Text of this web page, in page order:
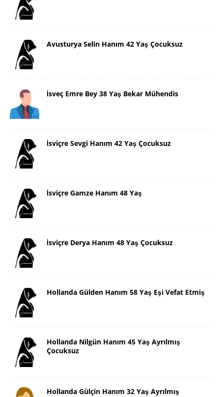
Avusturya Selin Hanım 42 Yaş Çocuksuz
İsveç Emre Bey 38 Yaş Bekar Mühendis
İsviçre Sevgi Hanım 42 Yaş Çocuksuz
İsviçre Gamze Hanım 48 Yaş
İsviçre Derya Hanım 48 Yaş Çocuksuz
Hollanda Gülden Hanım 58 Yaş Eşi Vefat Etmiş
Hollanda Nilgün Hanım 45 Yaş Ayrılmış
Çocuksuz
Hollanda Gülçin Hanım 32 Yaş Ayrılmış